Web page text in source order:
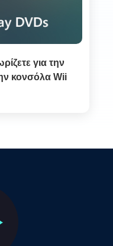
για την
κονσόλα Wii